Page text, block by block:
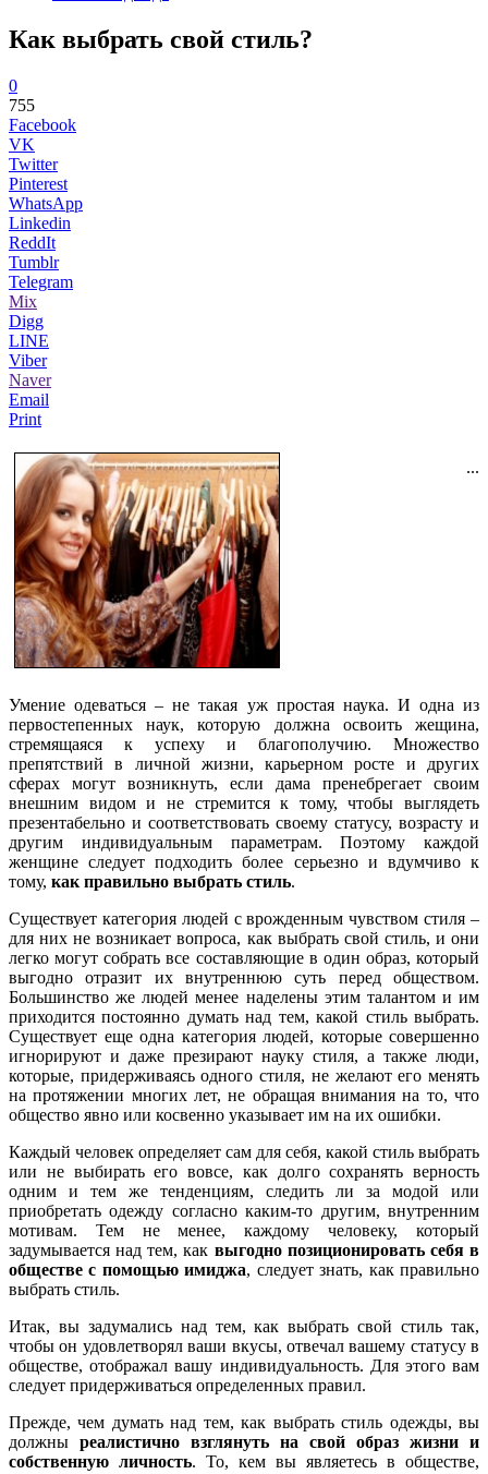
Как выбрать свой стиль?
0
755
Facebook
VK
Twitter
Pinterest
WhatsApp
Linkedin
ReddIt
Tumblr
Telegram
Mix
Digg
LINE
Viber
Naver
Email
Print
...
Умение одеваться – не такая уж простая наука. И одна из
первостепенных наук, которую должна освоить жещина,
стремящаяся к успеху и благополучию. Множество
препятствий в личной жизни, карьерном росте и других
сферах могут возникнуть, если дама пренебрегает своим
внешним видом и не стремится к тому, чтобы выглядеть
презентабельно и соответствовать своему статусу, возрасту и
другим индивидуальным параметрам. Поэтому каждой
женщине следует подходить более серьезно и вдумчиво к
тому, как правильно выбрать стиль.
Существует категория людей с врожденным чувством стиля –
для них не возникает вопроса, как выбрать свой стиль, и они
легко могут собрать все составляющие в один образ, который
выгодно отразит их внутреннюю суть перед обществом.
Большинство же людей менее наделены этим талантом и им
приходится постоянно думать над тем, какой стиль выбрать.
Существует еще одна категория людей, которые совершенно
игнорируют и даже презирают науку стиля, а также люди,
которые, придерживаясь одного стиля, не желают его менять
на протяжении многих лет, не обращая внимания на то, что
общество явно или косвенно указывает им на их ошибки.
Каждый человек определяет сам для себя, какой стиль выбрать
или не выбирать его вовсе, как долго сохранять верность
одним и тем же тенденциям, следить ли за модой или
приобретать одежду согласно каким-то другим, внутренним
мотивам. Тем не менее, каждому человеку, который
задумывается над тем, как выгодно позиционировать себя в
обществе с помощью имиджа, следует знать, как правильно
выбрать стиль.
Итак, вы задумались над тем, как выбрать свой стиль так,
чтобы он удовлетворял ваши вкусы, отвечал вашему статусу в
обществе, отображал вашу индивидуальность. Для этого вам
следует придерживаться определенных правил.
Прежде, чем думать над тем, как выбрать стиль одежды, вы
должны реалистично взглянуть на свой образ жизни и
собственную личность. То, кем вы являетесь в обществе,